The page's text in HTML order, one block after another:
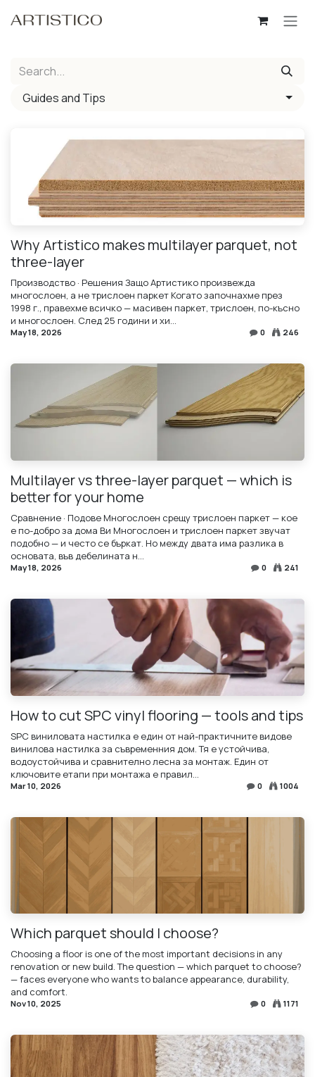
Guides and Tips
Why Artistico makes multilayer parquet, not
three-layer
Производство · Решения Защо Артистико произвежда
многослоен, а не трислоен паркет Когато започнахме през
1998 г., правехме всичко — масивен паркет, трислоен, по-късно
и многослоен. След 25 години и хи...
May 18, 2026 0 246
Multilayer vs three-layer parquet — which is
better for your home
Сравнение · Подове Многослоен срещу трислоен паркет — кое
е по-добро за дома Ви Многослоен и трислоен паркет звучат
подобно — и често се бъркат. Но между двата има разлика в
основата, във дебелината н...
May 18, 2026 0 241
How to cut SPC vinyl flooring — tools and tips
SPC виниловата настилка е един от най-практичните видове
винилова настилка за съвременния дом. Тя е устойчива,
водоустойчива и сравнително лесна за монтаж. Един от
ключовите етапи при монтажа е правил...
Mar 10, 2026 0 1004
Which parquet should I choose?
Choosing a floor is one of the most important decisions in any
renovation or new build. The question — which parquet to choose?
— faces everyone who wants to balance appearance, durability,
and comfort.
Nov 10, 2025 0 1171